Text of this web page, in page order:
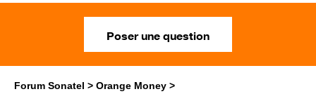
Poser une question
Forum Sonatel
Orange Money